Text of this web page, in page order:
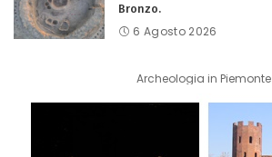
Bronzo.
6 Agosto 2026
Archeologia in Piemonte